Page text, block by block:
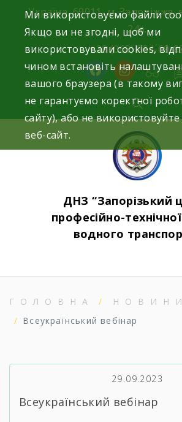
Україна, 69011, м. Запоріжжя,
24а.
+38 (068) 354-69-
facebookinstagram
ДНЗ “Запорізький
професійно-
водного
ГОЛОВНА
НОВИНИ
Всеукраїнський вебінар
29.09.2023
Всеукраїнський вебінар
Ми використовуємо файли
Якщо ви не згодні, щоб ми
використовували cookies,
чином встановіть
вашого браузера (в такому
не гарантуємо коректної
сайту), або не
веб-сайт.